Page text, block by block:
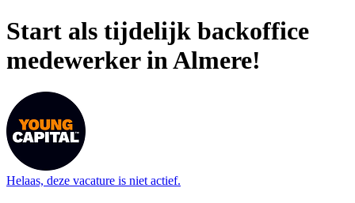
Start als tijdelijk backoffice
medewerker in Almere!
Helaas, deze vacature is niet actief.